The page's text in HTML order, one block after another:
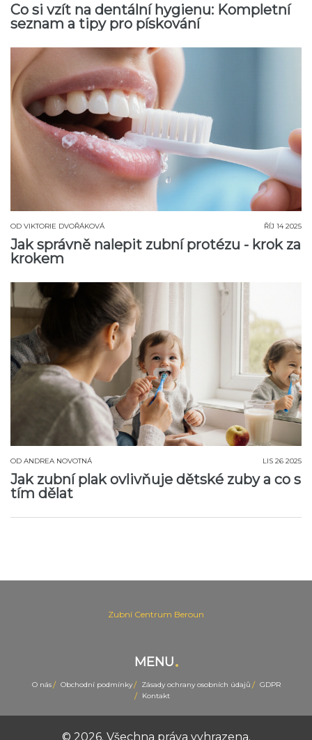
Co si vzít na dentální hygienu: Kompletní
seznam a tipy pro pískování
OD VIKTORIE DVOŘÁKOVÁ ŘÍJ 14 2025
Jak správně nalepit zubní protézu - krok za
krokem
OD ANDREA NOVOTNÁ LIS 26 2025
Jak zubní plak ovlivňuje dětské zuby a co s
tím dělat
Zubní Centrum Beroun
MENU
O nás Obchodní podmínky Zásady ochrany osobních údajů
GDPR
Kontakt
© 2026. Všechna práva vyhrazena.